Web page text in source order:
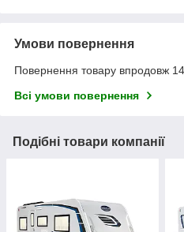
Умови повернення
Повернення товару впродовж
Всі умови повернення
Подібні товари компанії